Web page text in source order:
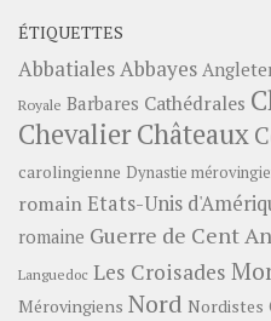
ÉTIQUETTES
Abbatiales Abbayes
Royale Barbares Cathédrales
ChevalierChâteaux
carolingienne Dynastie
romainEtats-Unis
romaine Guerre de Cent
Languedoc Les Croisades
Mérovingiens Nord Nordistes